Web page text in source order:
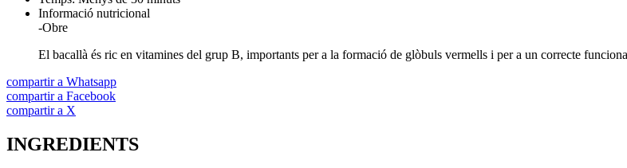
Informació nutricional
-Obre
El bacallà és ric en vitamines del grup B, importants per a la formació de glòbuls vermells i per a un correcte
compartir a Whatsapp
compartir a Facebook
compartir a X
INGREDIENTS